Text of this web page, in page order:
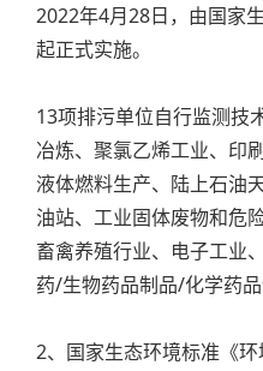
2022年4月28日，由国家
起正式实施。
13项排污单位自行监测技
冶炼、聚氯乙烯工业、印
液体燃料生产、陆上石油
油站、工业固体废物和危
畜禽养殖行业、电子工业
药/生物药品制品/化学药品
2、国家生态环境标准《